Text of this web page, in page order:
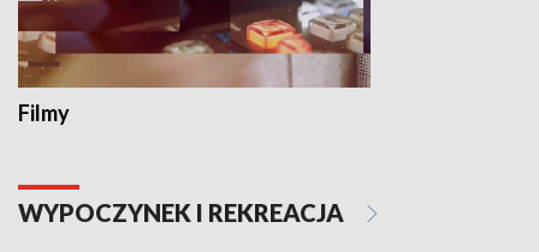
Filmy
WYPOCZYNEK I REKREACJA